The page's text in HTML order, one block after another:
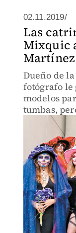
02.11.2019/
Las
Mixquic
Dueño de
fotógrafo le
modelos
tumbas,
pisarlas,